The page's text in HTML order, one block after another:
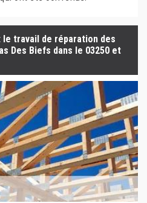
le travail de réparation des
Des Biefs dans le 03250 et